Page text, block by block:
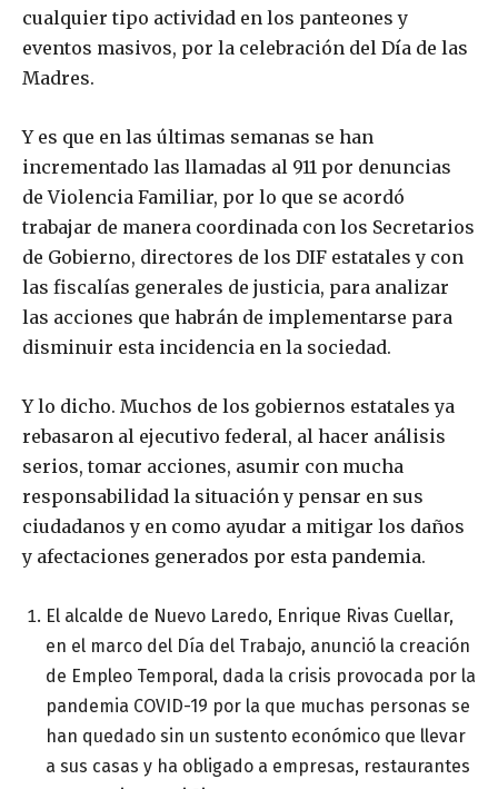
cualquier tipo actividad en los panteones y
eventos masivos, por la celebración del Día de las
Madres.
Y es que en las últimas semanas se han
incrementado las llamadas al 911 por denuncias
de Violencia Familiar, por lo que se acordó
trabajar de manera coordinada con los Secretarios
de Gobierno, directores de los DIF estatales y con
las fiscalías generales de justicia, para analizar
las acciones que habrán de implementarse para
disminuir esta incidencia en la sociedad.
Y lo dicho. Muchos de los gobiernos estatales ya
rebasaron al ejecutivo federal, al hacer análisis
serios, tomar acciones, asumir con mucha
responsabilidad la situación y pensar en sus
ciudadanos y en como ayudar a mitigar los daños
y afectaciones generados por esta pandemia.
El alcalde de Nuevo Laredo, Enrique Rivas Cuellar,
en el marco del Día del Trabajo, anunció la creación
de Empleo Temporal, dada la crisis provocada por la
pandemia COVID-19 por la que muchas personas se
han quedado sin un sustento económico que llevar
a sus casas y ha obligado a empresas, restaurantes